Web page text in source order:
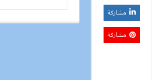
مشاركة
مشاركة